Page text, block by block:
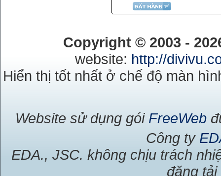
Copyright © 2003 -
website: http://
Hiển thị tốt nhất ở chế độ màn
Website sử dụng gói FreeWeb
Công ty
EDA., JSC. không chịu trách
đăng